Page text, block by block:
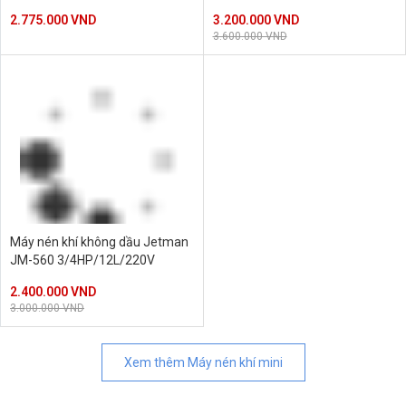
2.775.000 VND 3.200.000 VND
3.600.000 VND
Máy nén khí không dầu Jetman
JM-560 3/4HP/12L/220V
2.400.000 VND
3.000.000 VND
Xem thêm Máy nén khí mini